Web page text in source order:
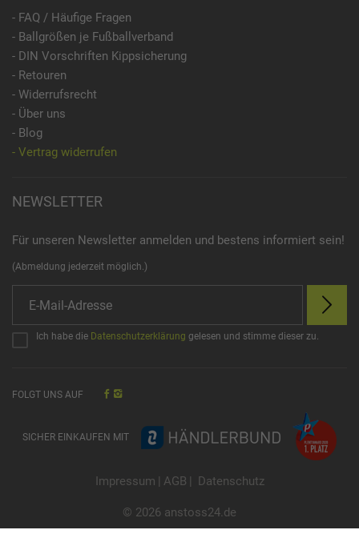
- FAQ / Häufige Fragen
- Ballgrößen je Fußballverband
- DIN Vorschriften Kippsicherung
- Retouren
- Widerrufsrecht
- Über uns
- Blog
- Vertrag widerrufen
NEWSLETTER
Für unseren Newsletter anmelden und bestens informiert sein!
(Abmeldung jederzeit möglich.)
Ich habe die Datenschutzerklärung gelesen und stimme dieser zu.
FOLGT UNS AUF
SICHER EINKAUFEN MIT
Impressum | AGB | Datenschutz
© 2026 anstoss24.de